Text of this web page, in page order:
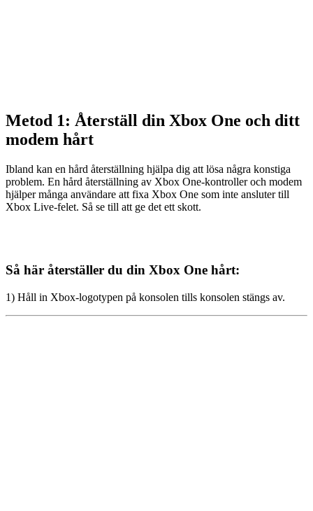
Metod 1: Återställ din Xbox One och ditt
modem hårt
Ibland kan en hård återställning hjälpa dig att lösa några konstiga
problem. En hård återställning av Xbox One-kontroller och modem
hjälper många användare att fixa Xbox One som inte ansluter till
Xbox Live-felet. Så se till att ge det ett skott.
Så här återställer du din Xbox One hårt:
1) Håll in Xbox-logotypen på konsolen tills konsolen stängs av.